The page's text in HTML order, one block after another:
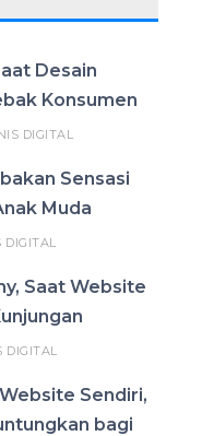
Desain
Konsumen
DIGITAL
Sensasi
Muda
DIGITAL
Saat Website
DIGITAL
Sendiri,
bagi